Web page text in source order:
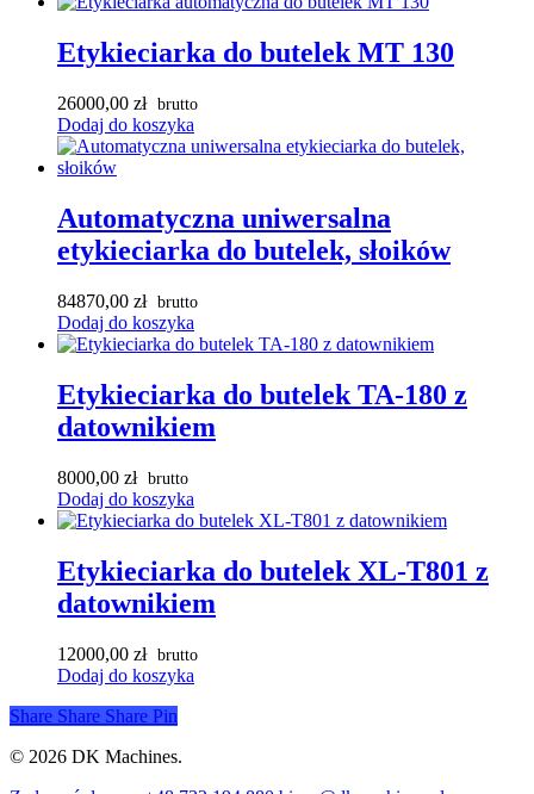
Etykieciarka do butelek MT 130
26000,00 zł
Dodaj do koszyka
Automatyczna uniwersalna
etykieciarka do butelek, słoików
84870,00 zł
Dodaj do koszyka
Etykieciarka do butelek TA-180 z
datownikiem
8000,00 zł
Dodaj do koszyka
Etykieciarka do butelek XL-T801 z
datownikiem
12000,00 zł
Dodaj do koszyka
Share Share Share Pin
© 2026 DK Machines.